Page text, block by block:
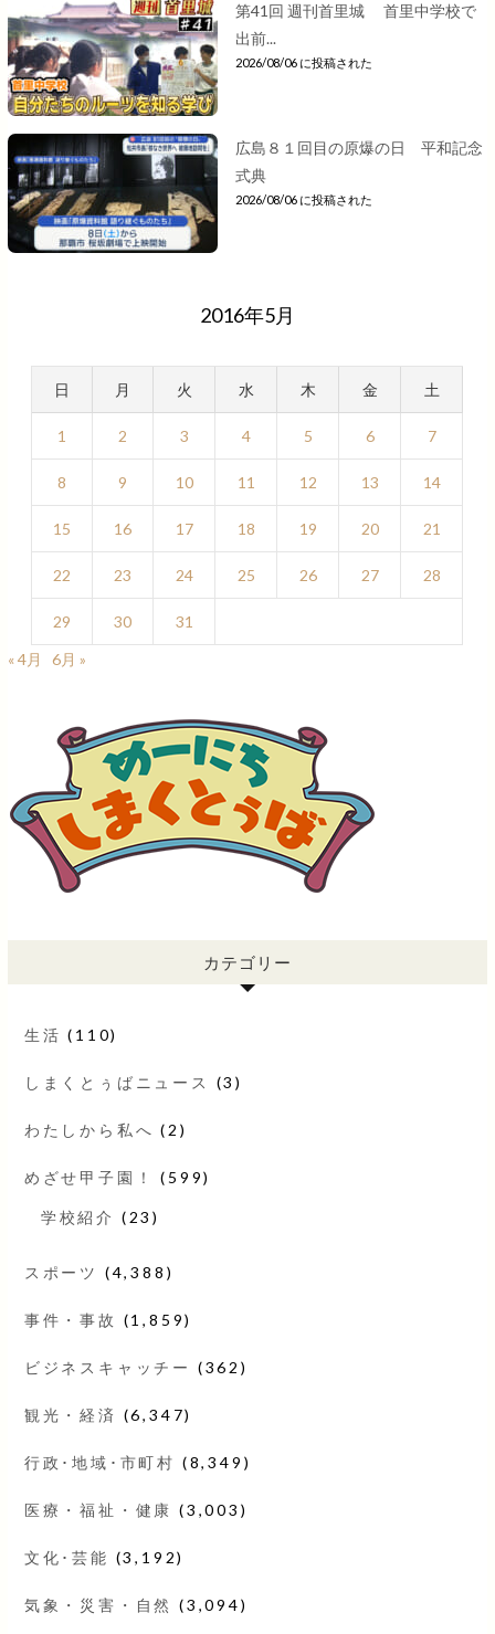
第41回 週刊首里城 首里中学校で
出前...
2026/08/06 に投稿された
広島８１回目の原爆の日 平和記念
式典
2026/08/06 に投稿された
2016年5月
日 月 火 水 木 金 土
1 2 3 4 5 6 7
8 9 10 11 12 13 14
15 16 17 18 19 20 21
22 23 24 25 26 27 28
29 30
31
« 4月
6月 »
カテゴリー
生活 (110)
しまくとぅばニュース (3)
わたしから私へ (2)
めざせ甲子園！ (599)
学校紹介 (23)
スポーツ (4,388)
事件・事故 (1,859)
ビジネスキャッチー (362)
観光・経済 (6,347)
行政･地域･市町村 (8,349)
医療・福祉・健康 (3,003)
文化･芸能 (3,192)
気象・災害・自然 (3,094)